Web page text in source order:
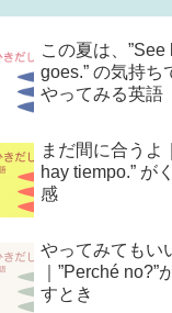
この夏は、”See
goes.” の気持ち
やってみる英語
まだ間に合うよ
hay tiempo.” が
感
やってみてもい
｜”Perché no?”
すとき